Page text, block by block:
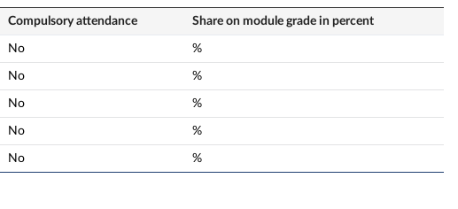
Compulsory attendance Share on module grade in percent
No %
No %
No %
No %
No %